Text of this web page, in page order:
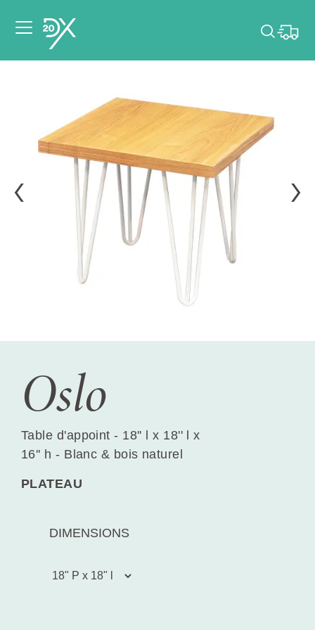
événement.
Choisir mes dates
Oslo
Table d'appoint - 18'' l x 18'' l x
16'' h - Blanc & bois naturel
PLATEAU
DIMENSIONS